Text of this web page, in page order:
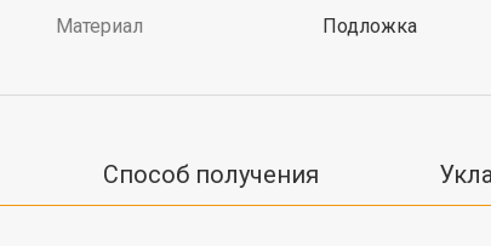
Материал
Подложка
Способ получения